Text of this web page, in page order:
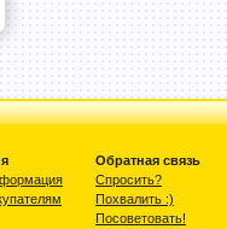
Обратная связь
Спросить?
Похвалить :)
Посоветовать!